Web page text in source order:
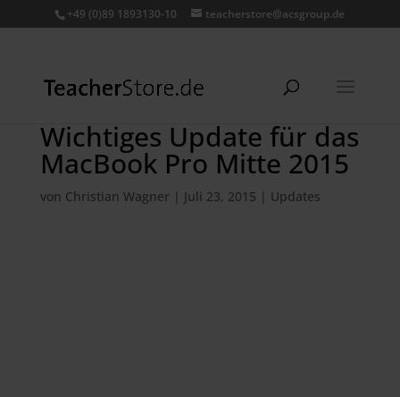
+49 (0)89 1893130-10 teacherstore@acsgroup.de
Wichtiges Update für das
MacBook Pro Mitte 2015
von Christian Wagner | Juli 23, 2015 | Updates